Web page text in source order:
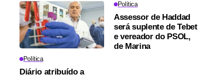
Política
Diário atribuído a
Política
Assessor de Haddad
será suplente de Tebet
e vereador do PSOL,
de Marina